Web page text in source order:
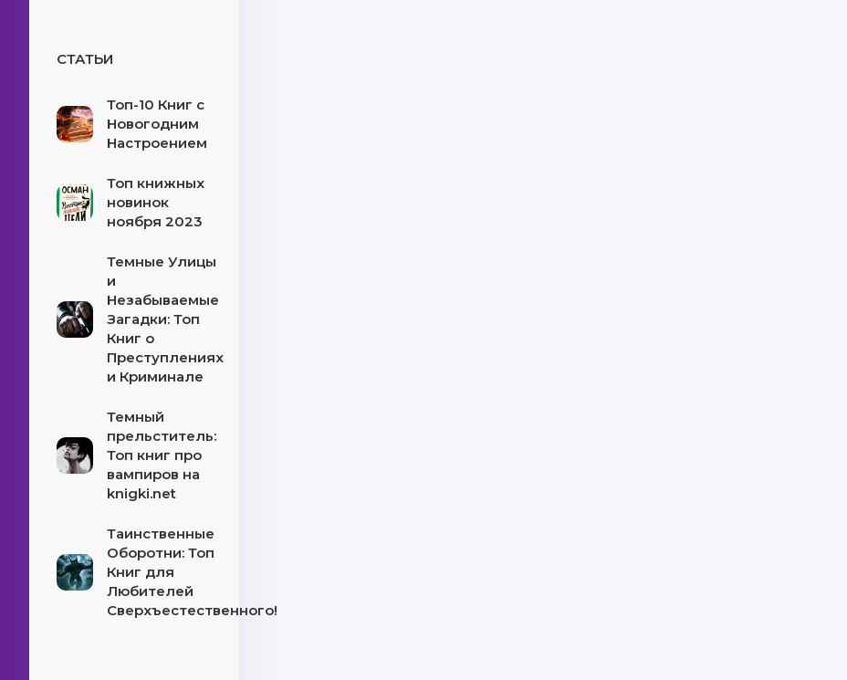
СТАТЬИ
Топ-10 Книг с
Новогодним
Настроением
Топ книжных
новинок
ноября 2023
Темные Улицы
и
Незабываемые
Загадки: Топ
Книг о
Преступлениях
и Криминале
Темный
прельститель:
Топ книг про
вампиров на
knigki.net
Таинственные
Оборотни: Топ
Книг для
Любителей
Сверхъестественного!